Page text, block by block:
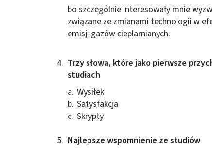
bo szczególnie interesowały mnie
związane ze zmianami technologii w
emisji gazów cieplarnianych.
Trzy słowa, które jako pierwsze
studiach
Wysiłek
Satysfakcja
Skrypty
Najlepsze wspomnienie ze studiów